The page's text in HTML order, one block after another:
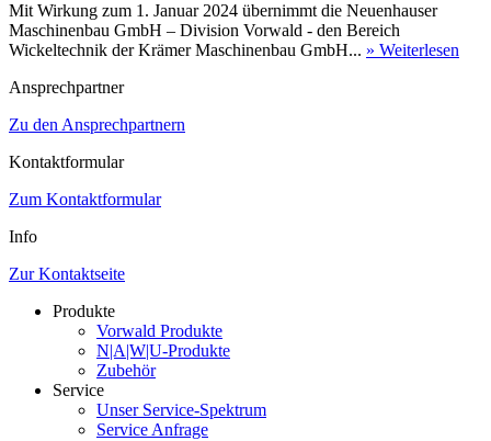
Mit Wirkung zum 1. Januar 2024 übernimmt die Neuenhauser
Maschinenbau GmbH – Division Vorwald - den Bereich
Wickeltechnik der Krämer Maschinenbau GmbH... » Weiterlesen
Ansprechpartner
Zu den Ansprechpartnern
Kontaktformular
Zum Kontaktformular
Info
Zur Kontaktseite
Produkte
Vorwald Produkte
N|A|W|U-Produkte
Zubehör
Service
Unser Service-Spektrum
Service Anfrage